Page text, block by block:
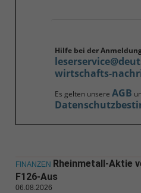
Hilfe bei der
wirtschafts-
Es gelten unsere AGB
FINANZEN Rheinmetall-Aktie
F126-Aus
06.08.2026